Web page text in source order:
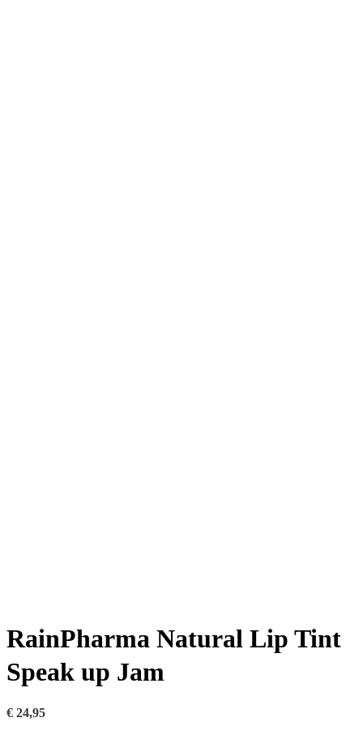
RainPharma Natural Lip Tint
Speak up Jam
€ 24,95